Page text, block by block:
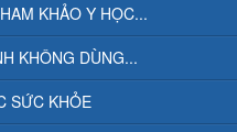
KHẢO Y HỌC...
KHÔNG DÙNG...
SỨC KHỎE